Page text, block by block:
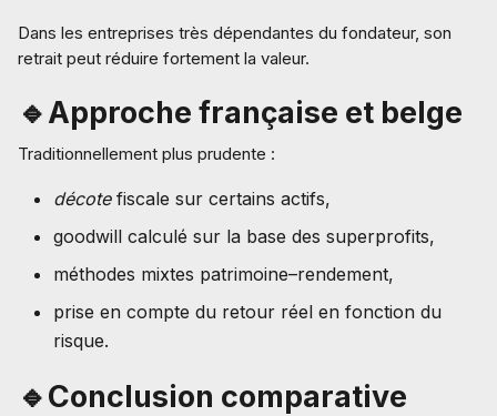
Dans les entreprises très dépendantes du fondateur, son
retrait peut réduire fortement la valeur.
🔹Approche française et belge
Traditionnellement plus prudente :
décotefiscale sur certains actifs,
goodwill calculé sur la base des superprofits,
méthodes mixtes patrimoine–rendement,
prise en compte du retour réel en fonction du
risque.
🔹Conclusion comparative